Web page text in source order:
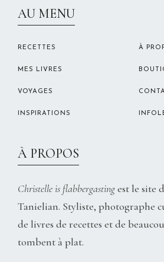
AU MENU
RECETTES
MES LIVRES
VOYAGES
INSPIRATIONS
À
À PROPOS
Christelle is flabbergastingest le site
Tanielian. Styliste, photographe
de livres de recettes et de
tombent à plat.